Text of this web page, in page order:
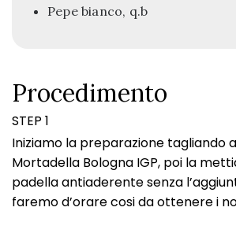
Pepe bianco, q.b
Procedimento
STEP 1
Iniziamo la preparazione tagliando
Mortadella Bologna IGP, poi la
padella antiaderente senza
faremo d’orare cosi da ottenere i